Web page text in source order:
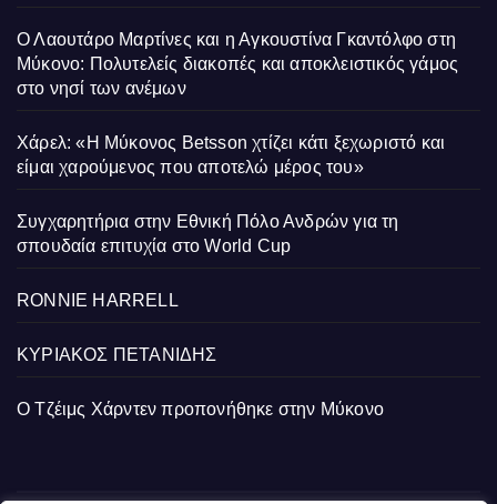
Ο Λαουτάρο Μαρτίνες και η Αγκουστίνα Γκαντόλφο στη
Μύκονο: Πολυτελείς διακοπές και αποκλειστικός γάμος
στο νησί των ανέμων
Χάρελ: «Η Μύκονος Betsson χτίζει κάτι ξεχωριστό και
είμαι χαρούμενος που αποτελώ μέρος του»
Συγχαρητήρια στην Εθνική Πόλο Ανδρών για τη
σπουδαία επιτυχία στο World Cup
RONNIE HARRELL
ΚΥΡΙΑΚΟΣ ΠΕΤΑΝΙΔΗΣ
Ο Τζέιμς Χάρντεν προπονήθηκε στην Μύκονο